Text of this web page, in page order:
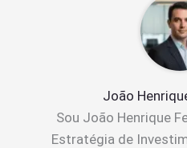
João
Sou João Henrique
Estratégia de